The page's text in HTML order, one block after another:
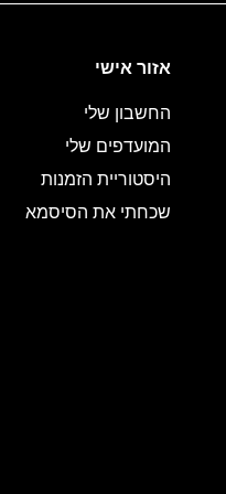
אזור אישי
החשבון שלי
המועדפים שלי
היסטוריית הזמנות
שכחתי את הסיסמא